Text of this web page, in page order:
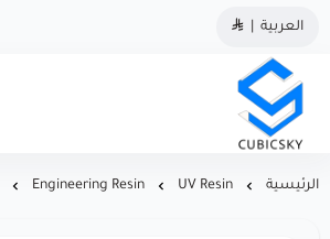
العربية
مؤسسة كيوبك سكاي
الرئيسية UV Resin
Engineering Resin